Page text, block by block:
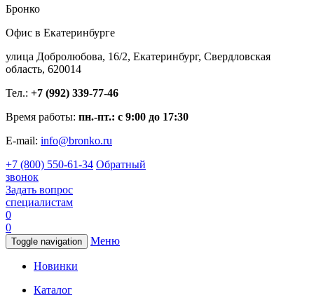
Бронко
Офис в Екатеринбурге
улица Добролюбова, 16/2, Екатеринбург, Свердловская
область, 620014
Тел.: +7 (992) 339-77-46
Время работы: пн.-пт.: с 9:00 до 17:30
E-mail: info@bronko.ru
+7 (800) 550-61-34 Обратный
звонок
Задать вопрос
специалистам
0
0
Toggle navigation Меню
Новинки
Каталог